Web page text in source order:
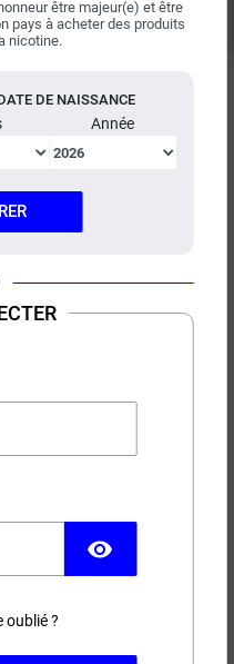
être majeur(e) et être
pays à acheter des produits
nicotine.
DE NAISSANCE
Année
visibility
oublié ?
€
Taux de nicotine